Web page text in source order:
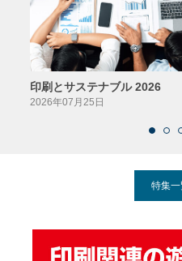
印刷とサステナブル 2026
2026年07月25日
特集